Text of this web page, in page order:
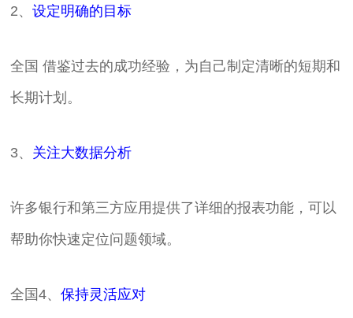
2、设定明确的目标
全国 借鉴过去的成功经验，为自己制定清晰的短期和
长期计划。
3、 关注大数据分析
许多银行和第三方应用提供了详细的报表功能，可以
帮助你快速定位问题领域。
全国4、保持灵活应对